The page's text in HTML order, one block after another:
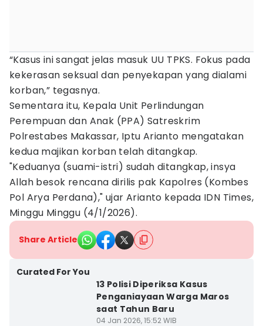
“Kasus ini sangat jelas masuk UU TPKS. Fokus pada
kekerasan seksual dan penyekapan yang dialami
korban,” tegasnya.
Sementara itu, Kepala Unit Perlindungan
Perempuan dan Anak (PPA) Satreskrim
Polrestabes Makassar, Iptu Arianto mengatakan
kedua majikan korban telah ditangkap.
"Keduanya (suami-istri) sudah ditangkap, insya
Allah besok rencana dirilis pak Kapolres (Kombes
Pol Arya Perdana)," ujar Arianto kepada IDN Times,
Minggu Minggu (4/1/2026).
Share Article
Curated For You
13 Polisi Diperiksa Kasus
Penganiayaan Warga Maros
saat Tahun Baru
04 Jan 2026, 15:52 WIB